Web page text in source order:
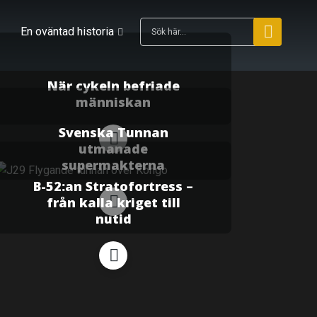
En oväntad historia
När cykeln befriade
människan
Svenska Tunnan
utmanade
supermakterna
B-52:an Stratofortress –
från kalla kriget till
nutid